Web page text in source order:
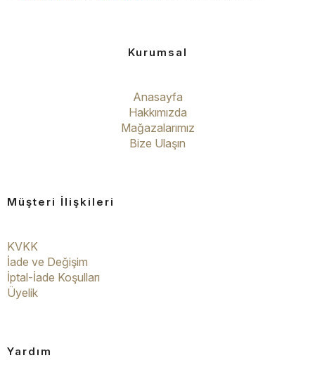
Kurumsal
Anasayfa
Hakkımızda
Mağazalarımız
Bize Ulaşın
Müşteri İlişkileri
KVKK
İade ve Değişim
İptal-İade Koşulları
Üyelik
Yardım